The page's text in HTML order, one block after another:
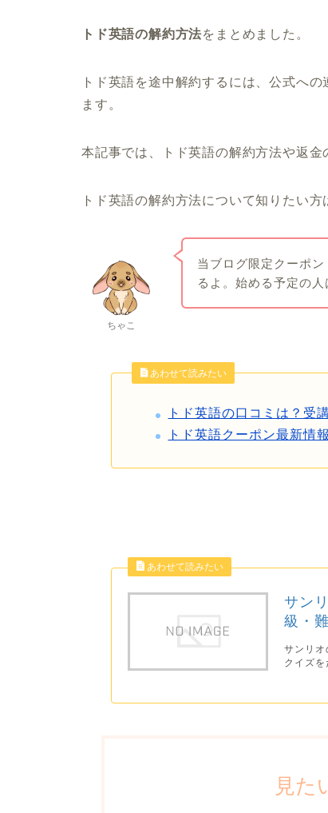
トド英語の解約方法をまとめました。
トド英語を途中解約するには、公式へ
ます。
本記事では、トド英語の解約方法や返金
トド英語の解約方法について知りたい
ちゃこ
当ブログ限定クーポ
るよ。始める予定の
あわせて読みたい
トド英語の口コミは？受
トド英語クーポン最新情
サン
級・
サンリオ
クイズ
見た